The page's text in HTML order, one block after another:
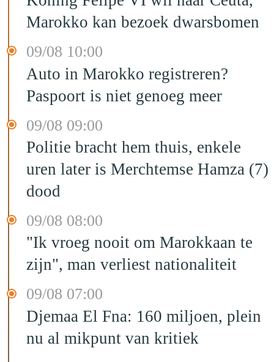
Marokko kan bezoek dwarsbomen
09/08 10:00
Auto in Marokko registreren?
Paspoort is niet genoeg meer
09/08 09:00
Politie bracht hem thuis, enkele
uren later is Merchtemse Hamza (7)
dood
09/08 08:00
"Ik vroeg nooit om Marokkaan te
zijn", man verliest nationaliteit
09/08 07:00
Djemaa El Fna: 160 miljoen, plein
nu al mikpunt van kritiek